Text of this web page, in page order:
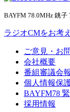
BAYFM 78.0MHz 銚子
ラジオCMをお考
ご意見・お
会社概要
番組審議会
個人情報保
BAYFM78
採用情報